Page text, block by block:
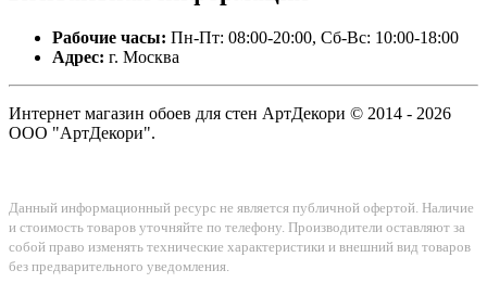
Рабочие часы: Пн-Пт: 08:00-20:00, Сб-Вс: 10:00-18:00
Адрес: г. Москва
Интернет магазин обоев для стен АртДекори © 2014 - 2026
ООО "АртДекори".
Данный информационный ресурс не является публичной офертой. Наличие
и стоимость товаров уточняйте по телефону. Производители оставляют за
собой право изменять технические характеристики и внешний вид товаров
без предварительного уведомления.